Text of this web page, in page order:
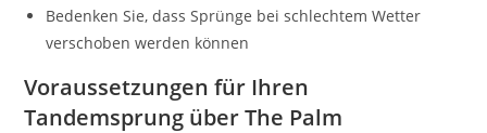
Bedenken Sie, dass Sprünge bei schlechtem Wetter
verschoben werden können
Voraussetzungen für Ihren
Tandemsprung über The Palm